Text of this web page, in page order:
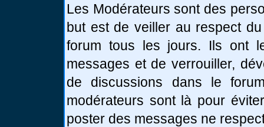
Les Modérateurs sont des
but est de veiller au respect
forum tous les jours. Ils ont
messages et de verrouiller,
de discussions dans le
modérateurs sont là pour
poster des messages ne